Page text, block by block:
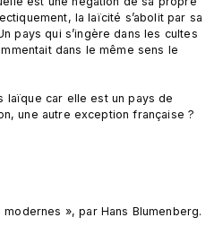
la laïcité s’abolit par sa
pays qui s’ingère dans les cultes
dans le même sens le
laïque car elle est un pays de
une autre exception française ?
», par Hans Blumenberg.